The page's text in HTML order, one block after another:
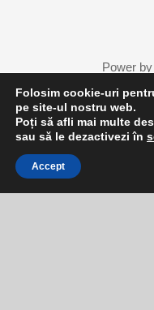
Power
Folosim cookie-uri
pe site-ul nostru web.
Poți să afli mai multe
sau să le dezactivezi în
Accept